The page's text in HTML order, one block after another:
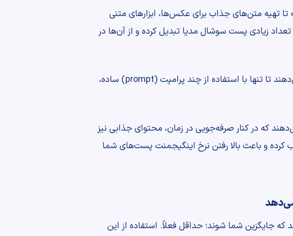
تا تهیه متن‌های جذاب برای عکس‌ها، ابزارهای متنی
زیادی پست سوشال مدیا تبدیل کرده و از آن‌ها در
علاوه بر این، ابزارهای تولید محتوا بصری نیز این امکان را در اختیار شما قرار می‌دهند تا تنها با استفاده از چند پرامپت (prompt) ساده،
که در کنار صرفه‌جویی در زمان، محتوای جذابی نیز
کرده و باعث بالا رفتن نرخ اینگیجمنت پست‌های شما
جایگزین شما شوند؛ حداقل فعلاً. استفاده از این